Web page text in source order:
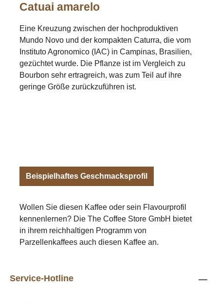
Catuai amarelo
Eine Kreuzung zwischen der hochproduktiven
Mundo Novo und der kompakten Caturra, die vom
Instituto Agronomico (IAC) in Campinas, Brasilien,
gezüchtet wurde. Die Pflanze ist im Vergleich zu
Bourbon sehr ertragreich, was zum Teil auf ihre
geringe Größe zurückzuführen ist.
Beispielhaftes Geschmacksprofil
Wollen Sie diesen Kaffee oder sein Flavourprofil
kennenlernen? Die The Coffee Store GmbH bietet
in ihrem reichhaltigen Programm von
Parzellenkaffees auch diesen Kaffee an.
Service-Hotline